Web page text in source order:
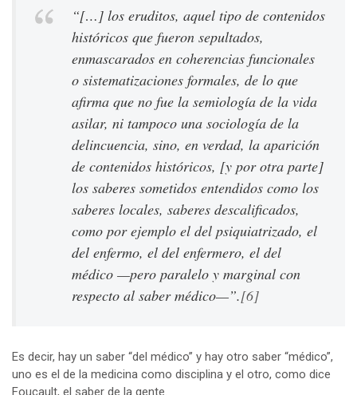
“[…] los eruditos, aquel tipo de contenidos
históricos que fueron sepultados,
enmascarados en coherencias funcionales
o sistematizaciones formales, de lo que
afirma que no fue la semiología de la vida
asilar, ni tampoco una sociología de la
delincuencia, sino, en verdad, la aparición
de contenidos históricos, [y por otra parte]
los saberes sometidos entendidos como los
saberes locales, saberes descalificados,
como por ejemplo el del psiquiatrizado, el
del enfermo, el del enfermero, el del
médico —pero paralelo y marginal con
respecto al saber médico—”.[6]
Es decir, hay un saber “del médico” y hay otro saber “médico”,
uno es el de la medicina como disciplina y el otro, como dice
Foucault, el saber de la gente.